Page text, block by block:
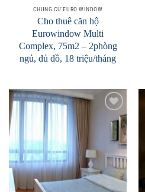
CHUNG CƯ EURO WINDOW
Cho thuê căn hộ
Eurowindow Multi
Complex, 75m2 – 2phòng
ngủ, đủ đồ, 18 triệu/tháng
Add to
Wishlist